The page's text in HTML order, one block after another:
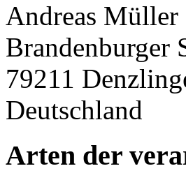
Andreas Müller
Brandenburger
79211
Deutschland
Arten der